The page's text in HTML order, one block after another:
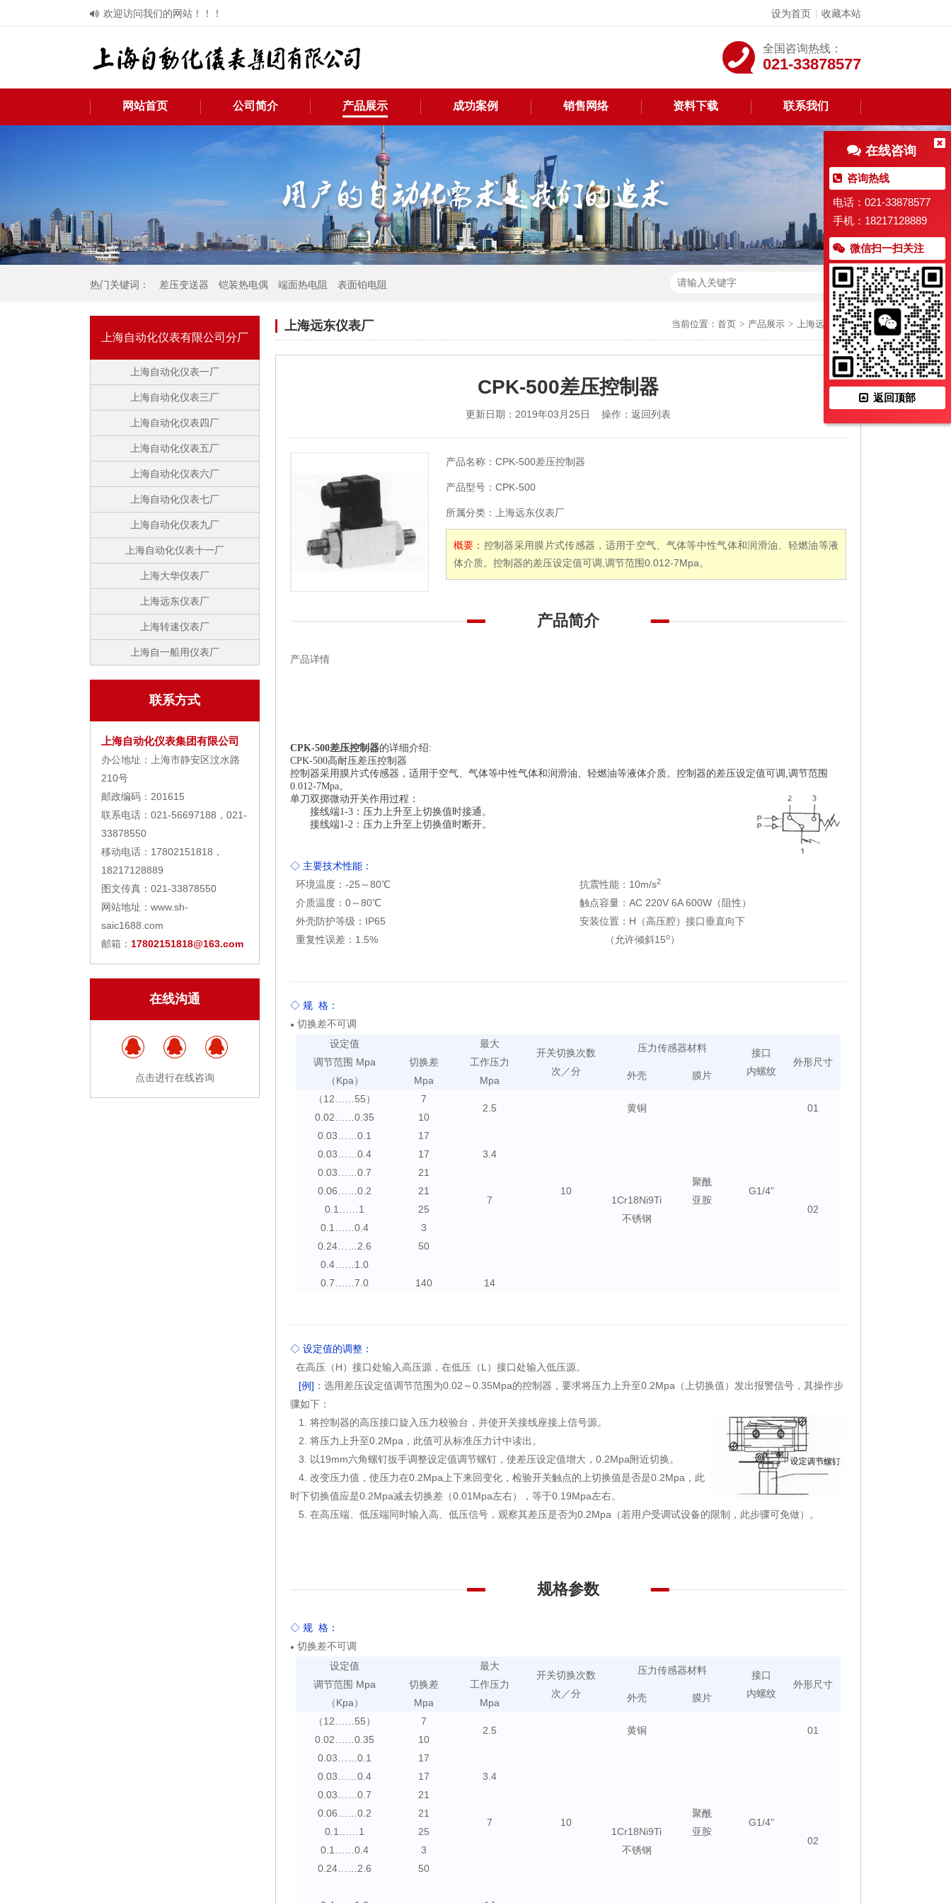
欢迎访问我们的网站！！！ 设为首页 收藏本站
全国咨询热线：
021-33878577
网站首页 公司简介 产品展示 成功案例 销售网络 资料下载 联系我们
热门关键词： 差压变送器 铠装热电偶 端面热电阻 表面铂电阻
上海自动化仪表有限公司分厂
上海自动化仪表一厂
上海自动化仪表三厂
上海自动化仪表四厂
上海自动化仪表五厂
上海自动化仪表六厂
上海自动化仪表七厂
上海自动化仪表九厂
上海自动化仪表十一厂
上海大华仪表厂
上海远东仪表厂
上海转速仪表厂
上海自一船用仪表厂
联系方式
上海自动化仪表集团有限公司
办公地址：上海市静安区汶水路
210号
邮政编码：201615
联系电话：021-56697188，021-
33878550
移动电话：17802151818，
18217128889
图文传真：021-33878550
网站地址：www.sh-
saic1688.com
邮箱： 17802151818@163.com
在线沟通
点击进行在线咨询
上海远东仪表厂 当前位置： 首页 > 产品展示 > 上海远东仪表厂
CPK-500差压控制器
更新日期：2019年03月25日 操作： 返回列表
产品名称： CPK-500差压控制器
产品型号： CPK-500
所属分类： 上海远东仪表厂
概要： 控制器采用膜片式传感器，适用于空气、气体等中性气体和润滑油、轻燃油等液
体介质。控制器的差压设定值可调,调节范围0.012-7Mpa。
产品简介
产品详情
CPK-500差压控制器的详细介绍:
CPK-500高耐压差压控制器
控制器采用膜片式传感器，适用于空气、气体等中性气体和润滑油、轻燃油等液体介质。控制器的差压设定值可调,调节范围
0.012-7Mpa。
单刀双掷微动开关作用过程：
接线端1-3：压力上升至上切换值时接通。
接线端1-2：压力上升至上切换值时断开。
◇ 主要技术性能：
环境温度：-25～80℃
介质温度：0～80℃
外壳防护等级：IP65
重复性误差：1.5%
抗震性能：10m/s2
触点容量：AC 220V 6A 600W（阻性）
安装位置：H（高压腔）接口垂直向下
（允许倾斜15o）
◇ 规 格：
● 切换差不可调
设定值
调节范围 Mpa
（Kpa）
切换差
Mpa
最大
工作压力
Mpa
开关切换次数
次／分
压力传感器材料
接口
内螺纹
外形尺寸
外壳
膜片
（12……55）
7
2.5
10
黄铜
聚酰
亚胺
G1/4"
01
0.02……0.35
10
0.03……0.1
17
3.4
1Cr18Ni9Ti
不锈钢
02
0.03……0.4
17
0.03……0.7
21
0.06……0.2
21
7
0.1……1
25
0.1……0.4
3
0.24……2.6
50
0.4……1.0
140
14
0.7……7.0
◇ 设定值的调整：
在高压（H）接口处输入高压源，在低压（L）接口处输入低压源。
[例] ：选用差压设定值调节范围为0.02～0.35Mpa的控制器，要求将压力上升至0.2Mpa（上切换值）发出报警信号，其操作步
骤如下：
1. 将控制器的高压接口旋入压力校验台，并使开关接线座接上信号源。
2. 将压力上升至0.2Mpa，此值可从标准压力计中读出。
3. 以19mm六角螺钉扳手调整设定值调节螺钉，使差压设定值增大，0.2Mpa附近切换。
4. 改变压力值，使压力在0.2Mpa上下来回变化，检验开关触点的上切换值是否是0.2Mpa，此
时下切换值应是0.2Mpa减去切换差（0.01Mpa左右），等于0.19Mpa左右。
5. 在高压端、低压端同时输入高、低压信号，观察其差压是否为0.2Mpa（若用户受调试设备的限制，此步骤可免做）。
规格参数
◇ 规 格：
● 切换差不可调
设定值
调节范围 Mpa
（Kpa）
切换差
Mpa
最大
工作压力
Mpa
开关切换次数
次／分
压力传感器材料
接口
内螺纹
外形尺寸
外壳
膜片
（12……55）
7
2.5
10
黄铜
聚酰
亚胺
G1/4"
01
0.02……0.35
10
0.03……0.1
17
3.4
1Cr18Ni9Ti
不锈钢
02
0.03……0.4
17
0.03……0.7
21
0.06……0.2
21
7
0.1……1
25
0.1……0.4
3
0.24……2.6
50
在线咨询
咨询热线
电话：021-33878577
手机：18217128889
微信扫一扫关注
返回顶部